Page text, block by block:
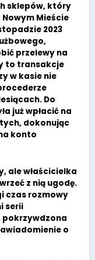
sklepów, który
Nowym Mieście
2023
przelewy na
to transakcje
w kasie nie
Do
już wpłacić na
dokonując
konto
ale właścicielka
z nią ugodę.
czas rozmowy
serii
pokrzywdzona
o